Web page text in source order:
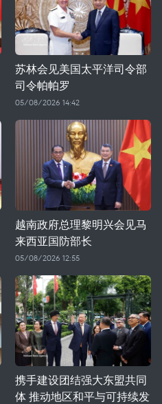
苏林会见美国太平洋司令部
司令帕帕罗
05/08/2026 14:42
越南政府总理黎明兴会见马
来西亚国防部长
05/08/2026 12:55
携手建设团结强大东盟共同
体 推动地区和平与可持续发